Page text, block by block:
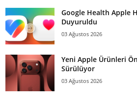
Google Health Apple
Duyuruldu
03 Ağustos 2026
Yeni Apple Ürünleri
Sürülüyor
03 Ağustos 2026